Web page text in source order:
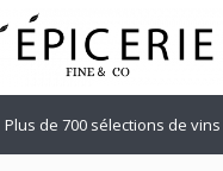
Plus de 700 sélections de vins